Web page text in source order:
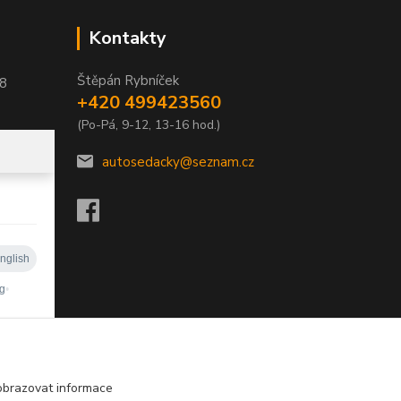
Kontakty
Štěpán Rybníček
+420 499423560
(Po-Pá, 9-12, 13-16 hod.)
autosedacky@seznam.cz
informace